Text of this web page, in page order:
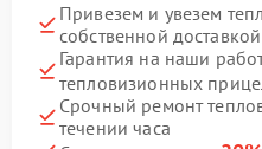
Привезем и увезем
собственной доставкой
Гарантия на наши
тепловизионных
Срочный ремонт
течении часа